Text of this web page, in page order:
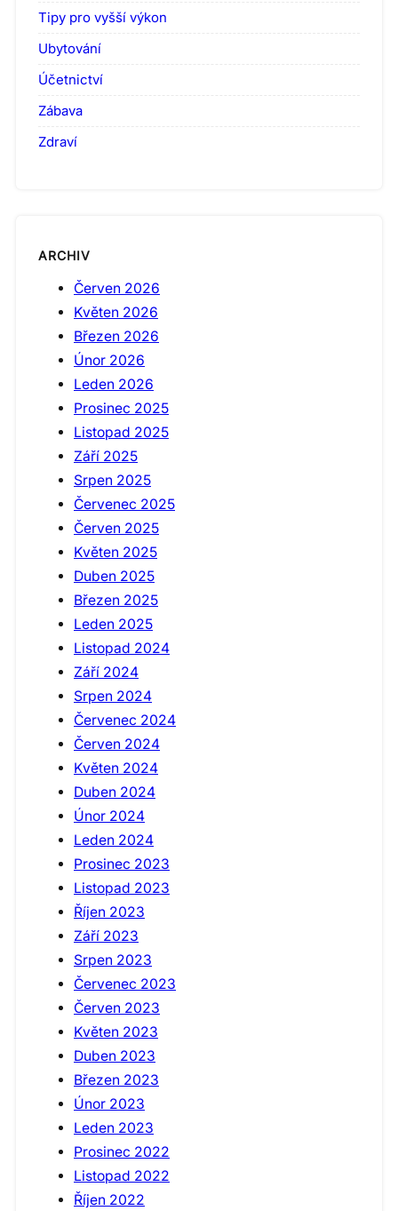
Tipy pro vyšší výkon
Ubytování
Účetnictví
Zábava
Zdraví
ARCHIV
Červen 2026
Květen 2026
Březen 2026
Únor 2026
Leden 2026
Prosinec 2025
Listopad 2025
Září 2025
Srpen 2025
Červenec 2025
Červen 2025
Květen 2025
Duben 2025
Březen 2025
Leden 2025
Listopad 2024
Září 2024
Srpen 2024
Červenec 2024
Červen 2024
Květen 2024
Duben 2024
Únor 2024
Leden 2024
Prosinec 2023
Listopad 2023
Říjen 2023
Září 2023
Srpen 2023
Červenec 2023
Červen 2023
Květen 2023
Duben 2023
Březen 2023
Únor 2023
Leden 2023
Prosinec 2022
Listopad 2022
Říjen 2022